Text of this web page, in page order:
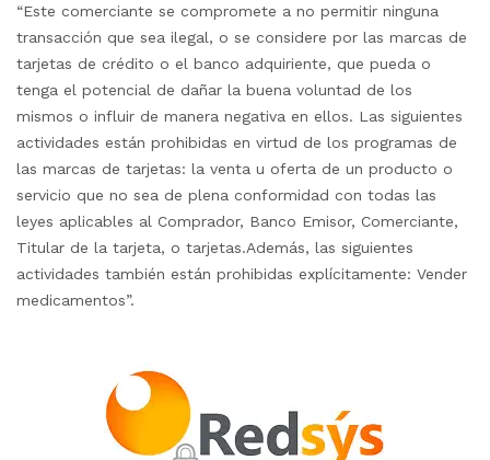
“Este comerciante se compromete a no permitir ninguna
transacción que sea ilegal, o se considere por las marcas de
tarjetas de crédito o el banco adquiriente, que pueda o
tenga el potencial de dañar la buena voluntad de los
mismos o influir de manera negativa en ellos. Las siguientes
actividades están prohibidas en virtud de los programas de
las marcas de tarjetas: la venta u oferta de un producto o
servicio que no sea de plena conformidad con todas las
leyes aplicables al Comprador, Banco Emisor, Comerciante,
Titular de la tarjeta, o tarjetas.Además, las siguientes
actividades también están prohibidas explícitamente: Vender
medicamentos”.